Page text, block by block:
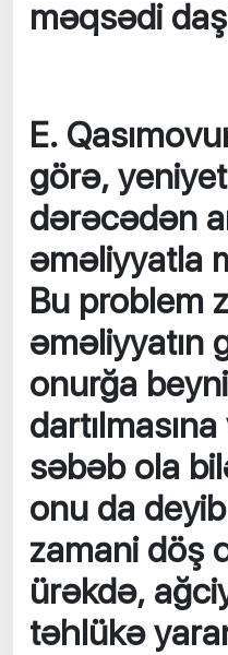
məqsədi
E.
görə,
dərəcədən
əməliyyatla
Bu problem
əməliyyatın
onurğa
səbəb ola
onu da
zamani döş
ürəkdə,
təhlükə